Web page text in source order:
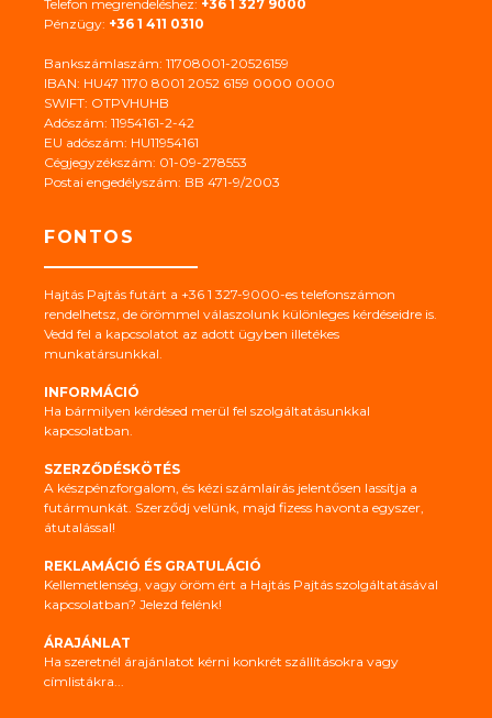
Telefon megrendeléshez: +36 1 327 9000
Pénzügy: +36 1 411 0310
Bankszámlaszám: 11708001-20526159
IBAN: HU47 1170 8001 2052 6159 0000 0000
SWIFT: OTPVHUHB
Adószám: 11954161-2-42
EU adószám: HU11954161
Cégjegyzékszám: 01-09-278553
Postai engedélyszám: BB 471-9/2003
FONTOS
Hajtás Pajtás futárt a +36 1 327-9000-es telefonszámon
rendelhetsz, de örömmel válaszolunk különleges kérdéseidre is.
Vedd fel a kapcsolatot az adott ügyben illetékes
munkatársunkkal.
INFORMÁCIÓ
Ha bármilyen kérdésed merül fel szolgáltatásunkkal
kapcsolatban.
SZERZŐDÉSKÖTÉS
A készpénzforgalom, és kézi számlaírás jelentősen lassítja a
futármunkát. Szerződj velünk, majd fizess havonta egyszer,
átutalással!
REKLAMÁCIÓ ÉS GRATULÁCIÓ
Kellemetlenség, vagy öröm ért a Hajtás Pajtás szolgáltatásával
kapcsolatban? Jelezd felénk!
ÁRAJÁNLAT
Ha szeretnél árajánlatot kérni konkrét szállításokra vagy
címlistákra...